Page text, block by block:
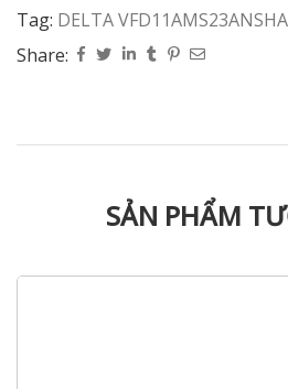
Tag: DELTA
Share:
SẢN PHẨM